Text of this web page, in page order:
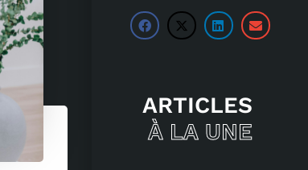
ARTICLES
À LA UNE